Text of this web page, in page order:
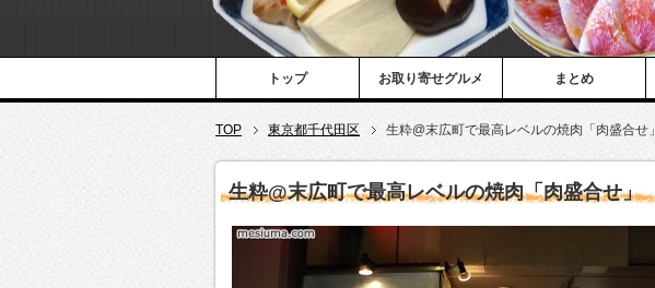
トップ お取り寄せグルメ まとめ
TOP 東京都千代田区 生粋@末広町で最高レベルの焼肉「肉盛合せ」
生粋@末広町で最高レベルの焼肉「肉盛合せ」